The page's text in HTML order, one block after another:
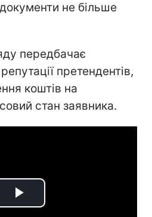
не більше
передбачає
претендентів,
коштів на
стан заявника.
Play